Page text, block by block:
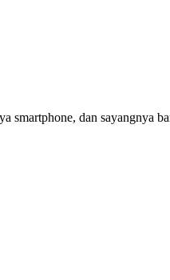
smartphone, dan sayangnya